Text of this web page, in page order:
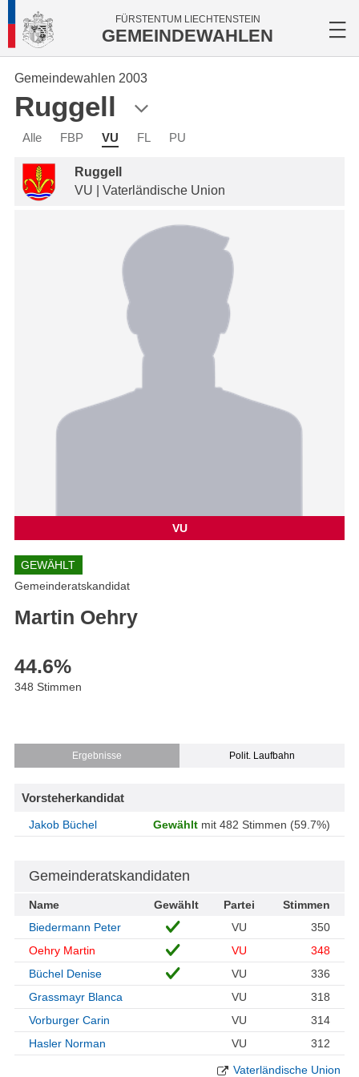
FÜRSTENTUM LIECHTENSTEIN
GEMEINDEWAHLEN
Gemeindewahlen 2003
Ruggell
Alle FBP VU FL PU
Ruggell
VU | Vaterländische Union
VU
GEWÄHLT
Gemeinderatskandidat
Martin Oehry
44.6%
348 Stimmen
Ergebnisse Polit. Laufbahn
Vorsteherkandidat
Jakob Büchel Gewählt mit 482 Stimmen (59.7%)
Gemeinderatskandidaten
Name Gewählt Partei
Stimmen
Biedermann Peter
VU
350
Oehry Martin
VU
348
Büchel Denise
VU
336
Grassmayr Blanca
VU
318
Vorburger Carin
VU
314
Hasler Norman
VU 312
Vaterländische Union